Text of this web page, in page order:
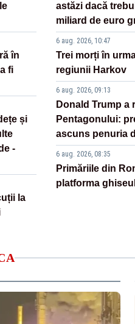
în
fi
și
-
la
astăzi dacă
miliard de euro
6 aug. 2026, 10:47
Trei morți în
regiunii Harkov
6 aug. 2026, 09:13
Donald Trump
Pentagonului:
ascuns penuria
6 aug. 2026, 08:35
Primăriile din
platforma